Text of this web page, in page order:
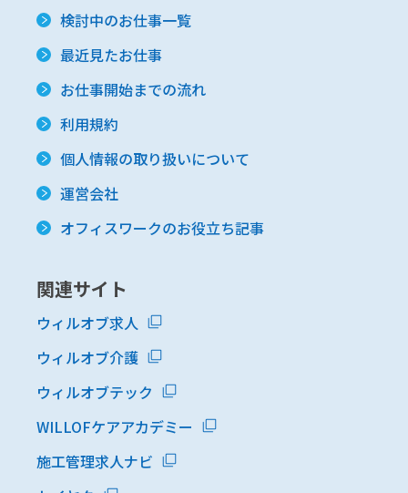
検討中のお仕事一覧
最近見たお仕事
お仕事開始までの流れ
利用規約
個人情報の取り扱いについて
運営会社
オフィスワークのお役立ち記事
関連サイト
ウィルオブ求人
ウィルオブ介護
ウィルオブテック
WILLOFケアアカデミー
施工管理求人ナビ